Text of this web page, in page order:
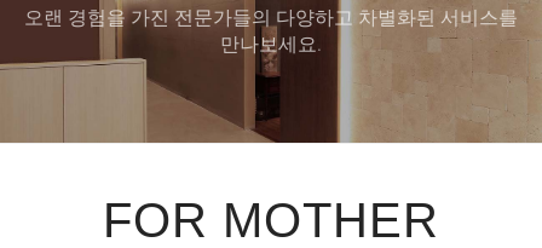
BENEFIT
AFTERCARE
오랜 경험을 가진 전문가들의 다양하고 차별화된 서비스를
만나보세요.
FOR MOTHER